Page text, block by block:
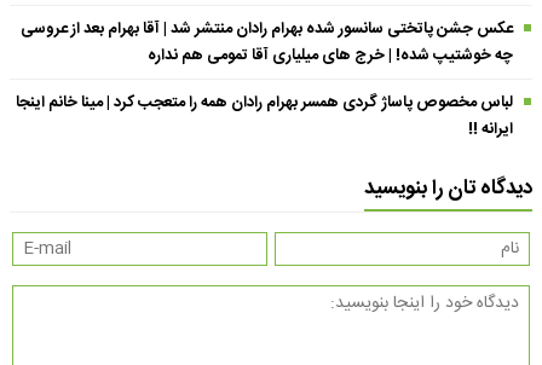
عکس جشن پاتختی سانسور شده بهرام رادان منتشر شد | آقا بهرام بعد از عروسی
چه خوشتیپ شده! | خرج های میلیاری آقا تمومی هم نداره
لباس مخصوص پاساژ گردی همسر بهرام رادان همه را متعجب کرد | مینا خانم اینجا
ایرانه !!
دیدگاه تان را بنویسید